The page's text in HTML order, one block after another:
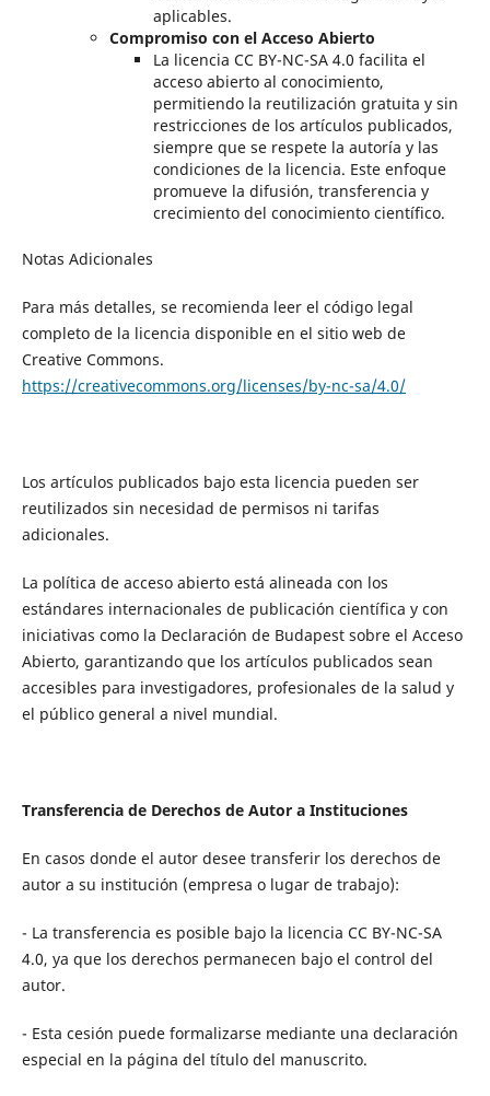
aplicables.
Compromiso con el Acceso Abierto
La licencia CC BY-NC-SA 4.0 facilita el
acceso abierto al conocimiento,
permitiendo la reutilización gratuita y sin
restricciones de los artículos publicados,
siempre que se respete la autoría y las
condiciones de la licencia. Este enfoque
promueve la difusión, transferencia y
crecimiento del conocimiento científico.
Notas Adicionales
Para más detalles, se recomienda leer el código legal
completo de la licencia disponible en el sitio web de
Creative Commons.
https://creativecommons.org/licenses/by-nc-sa/4.0/
Los artículos publicados bajo esta licencia pueden ser
reutilizados sin necesidad de permisos ni tarifas
adicionales.
La política de acceso abierto está alineada con los
estándares internacionales de publicación científica y con
iniciativas como la Declaración de Budapest sobre el Acceso
Abierto, garantizando que los artículos publicados sean
accesibles para investigadores, profesionales de la salud y
el público general a nivel mundial.
Transferencia de Derechos de Autor a Instituciones
En casos donde el autor desee transferir los derechos de
autor a su institución (empresa o lugar de trabajo):
- La transferencia es posible bajo la licencia CC BY-NC-SA
4.0, ya que los derechos permanecen bajo el control del
autor.
- Esta cesión puede formalizarse mediante una declaración
especial en la página del título del manuscrito.